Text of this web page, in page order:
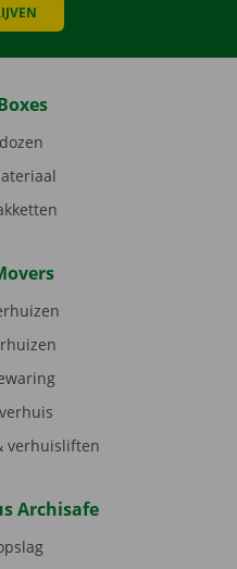
verhuisliften
Archisafe